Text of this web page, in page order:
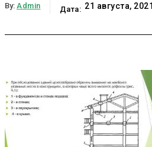
By: Admin Дата: 21 августа, 2021